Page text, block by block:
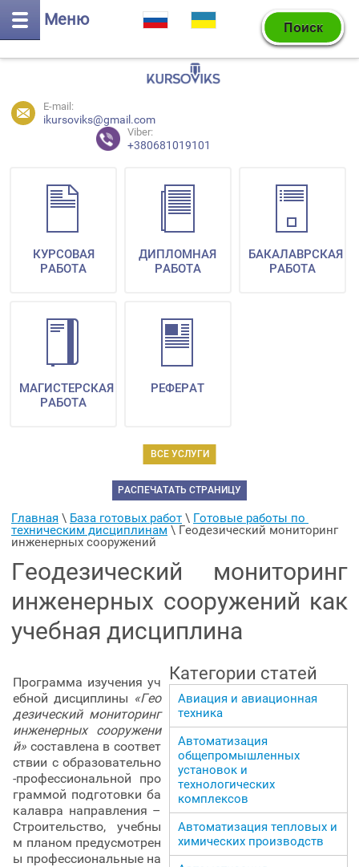
Меню
E-mail:
ikursoviks@gmail.com
Viber:
+380681019101
ВСЕ УСЛУГИ
КУРСОВАЯ
РАБОТА
ДИПЛОМНАЯ
РАБОТА
БАКАЛАВРСКАЯ
РАБОТА
МАГИСТЕРСКАЯ
РАБОТА
РЕФЕРАТ
РАСПЕЧАТАТЬ СТРАНИЦУ
Главная \ База готовых работ \ Готовые работы по
техническим дисциплинам \ Геодезический мониторинг
инженерных сооружений
Геодезический мониторинг
инженерных сооружений как
учебная дисциплина
Программа изучения уч
ебной дисциплины «Гео
дезический мониторинг
инженерных сооружени
й» составлена в соответ
ствии с образовательно
-профессиональной про
граммой подготовки ба
калавра направления –
Строительство, учебны
м планом предусмотрен
ы профессиональные на
Категории статей
Авиация и авиационная
техника
Автоматизация
общепромышленных
установок и
технологических
комплексов
Автоматизация тепловых и
химических производств